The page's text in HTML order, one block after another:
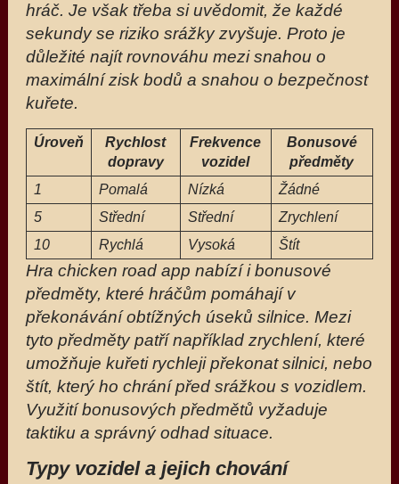
hráč. Je však třeba si uvědomit, že každé
sekundy se riziko srážky zvyšuje. Proto je
důležité najít rovnováhu mezi snahou o
maximální zisk bodů a snahou o bezpečnost
kuřete.
Úroveň
Rychlost
dopravy
Frekvence
vozidel
Bonusové
předměty
1
Pomalá Nízká
Žádné
5
Střední Střední
Zrychlení
10
Rychlá Vysoká Štít
Hra chicken road app nabízí i bonusové
předměty, které hráčům pomáhají v
překonávání obtížných úseků silnice. Mezi
tyto předměty patří například zrychlení, které
umožňuje kuřeti rychleji překonat silnici, nebo
štít, který ho chrání před srážkou s vozidlem.
Využití bonusových předmětů vyžaduje
taktiku a správný odhad situace.
Typy vozidel a jejich chování